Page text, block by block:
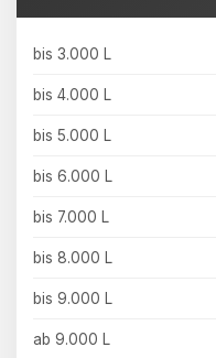
bis 3.000 L
bis 4.000 L
bis 5.000 L
bis 6.000 L
bis 7.000 L
bis 8.000 L
bis 9.000 L
ab 9.000 L